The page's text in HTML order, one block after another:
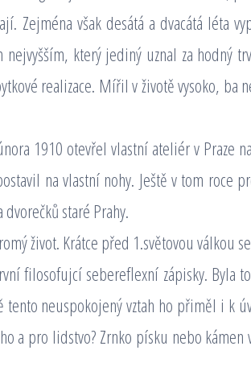
Zejména však desátá a dvacátá léta
který jediný uznal za hodný
realizace. Mířil v životě vysoko, ba
1910 otevřel vlastní ateliér v Praze
na vlastní nohy. Ještě v tom roce
staré Prahy.
život. Krátce před 1.světovou válkou
filosofujcí sebereflexní zápisky. Byla
neuspokojený vztah ho přiměl i k
a pro lidstvo? Zrnko písku nebo kámen